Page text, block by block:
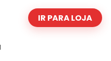
IR PARA LOJA